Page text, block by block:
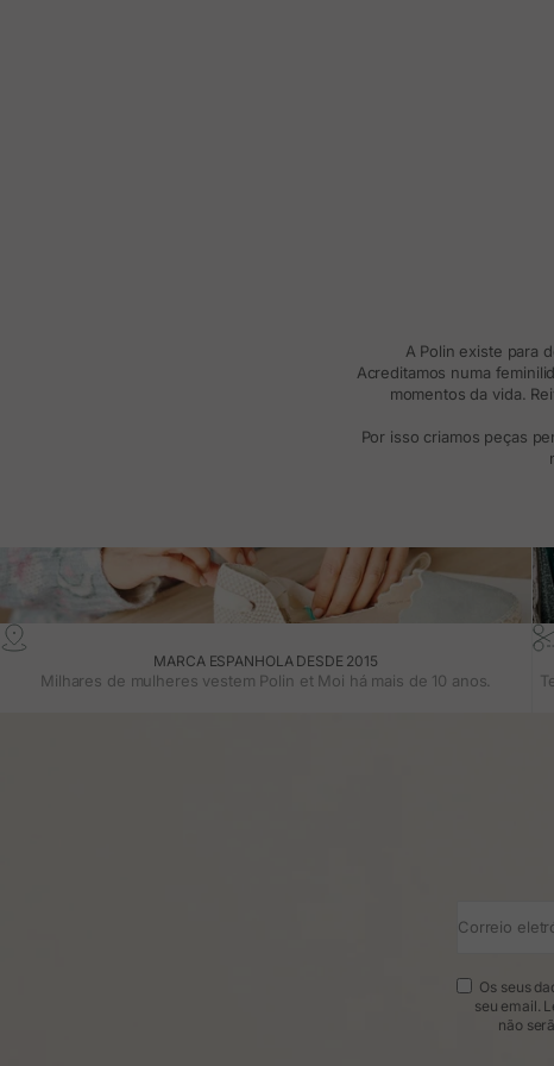
A Polin existe para
Acreditamos numa
momentos da vida.
Por isso criamos peças
MARCA ESPANHOLA DESDE 2015
Milhares de mulheres vestem Polin et Moi há mais de 10 anos.
Correio
Os seus
seu email.
não